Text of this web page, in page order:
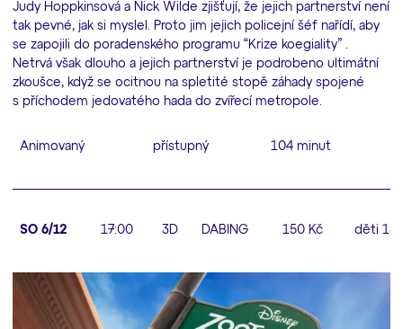
Judy Hoppkinsová a Nick Wilde zjišťují, že jejich partnerství není
tak pevné, jak si myslel. Proto jim jejich policejní šéf nařídí, aby
se zapojili do poradenského programu “Krize koegiality” .
Netrvá však dlouho a jejich partnerství je podrobeno ultimátní
zkoušce, když se ocitnou na spletité stopě záhady spojené
s příchodem jedovatého hada do zvířecí metropole.
Animovaný přístupný 104 minut
SO 6/12 17:00 3D DABING 150 Kč děti